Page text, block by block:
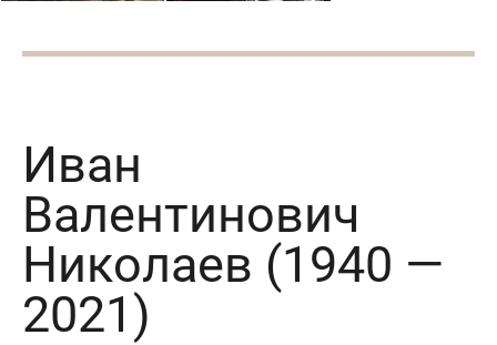
Иван
Валентинович
Николаев (1940 —
2021)